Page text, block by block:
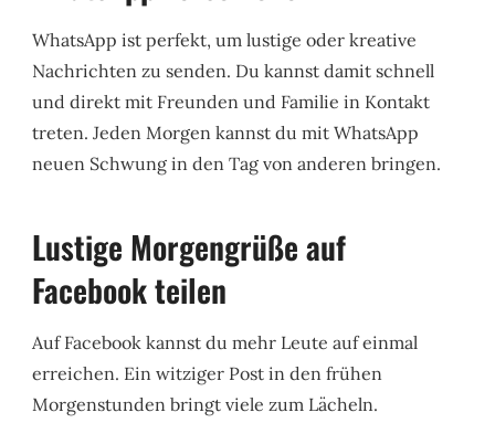
WhatsApp ist perfekt, um lustige oder kreative
Nachrichten zu senden. Du kannst damit schnell
und direkt mit Freunden und Familie in Kontakt
treten. Jeden Morgen kannst du mit WhatsApp
neuen Schwung in den Tag von anderen bringen.
Lustige Morgengrüße auf
Facebook teilen
Auf Facebook kannst du mehr Leute auf einmal
erreichen. Ein witziger Post in den frühen
Morgenstunden bringt viele zum Lächeln.